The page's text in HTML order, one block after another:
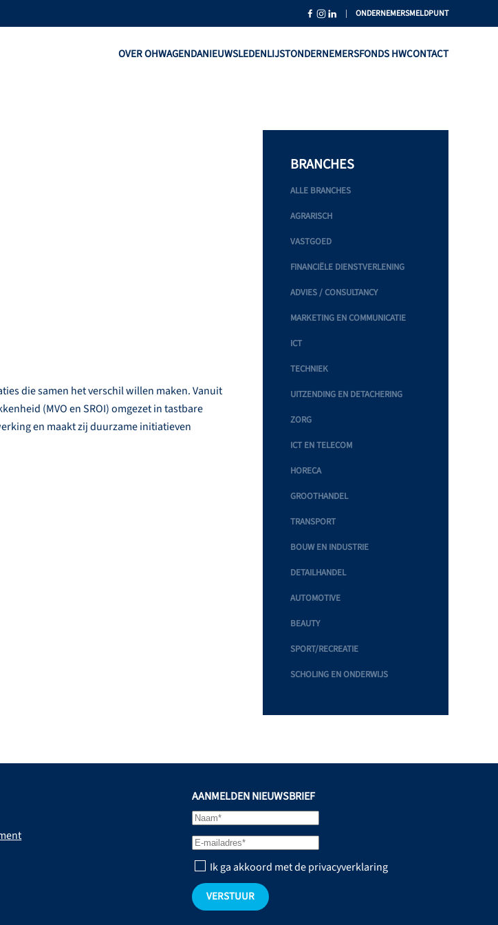
| ONDERNEMERSMELDPUNT
OVER OHWAGENDANIEUWSLEDENLIJSTONDERNEMERSFONDS HWCONTACT
die samen het verschil willen maken. Vanuit
(MVO en SROI) omgezet in tastbare
en maakt zij duurzame initiatieven
BRANCHES
ALLE BRANCHES
AGRARISCH
VASTGOED
FINANCIËLE DIENSTVERLENING
ADVIES / CONSULTANCY
MARKETING EN COMMUNICATIE
ICT
TECHNIEK
UITZENDING EN DETACHERING
ZORG
ICT EN TELECOM
HORECA
GROOTHANDEL
TRANSPORT
BOUW EN INDUSTRIE
DETAILHANDEL
AUTOMOTIVE
BEAUTY
SPORT/RECREATIE
SCHOLING EN ONDERWIJS
AANMELDEN NIEUWSBRIEF
Ik ga akkoord met de privacyverklaring
VERSTUUR